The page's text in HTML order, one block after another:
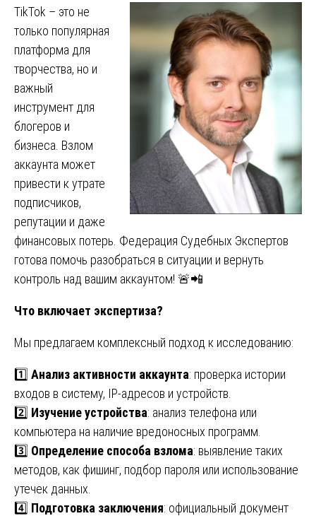
TikTok – это не
только популярная
платформа для
творчества, но и
важный
инструмент для
блогеров и
бизнеса. Взлом
аккаунта может
привести к утрате
подписчиков,
репутации и даже
финансовых потерь. Федерация Судебных Экспертов
готова помочь разобраться в ситуации и вернуть
контроль над вашим аккаунтом! 🚨📲
Что включает экспертиза?
Мы предлагаем комплексный подход к исследованию:
1️⃣ Анализ активности аккаунта: проверка истории
входов в систему, IP-адресов и устройств.
2️⃣ Изучение устройства: анализ телефона или
компьютера на наличие вредоносных программ.
3️⃣ Определение способа взлома: выявление таких
методов, как фишинг, подбор пароля или использование
утечек данных.
4️⃣ Подготовка заключения: официальный документ